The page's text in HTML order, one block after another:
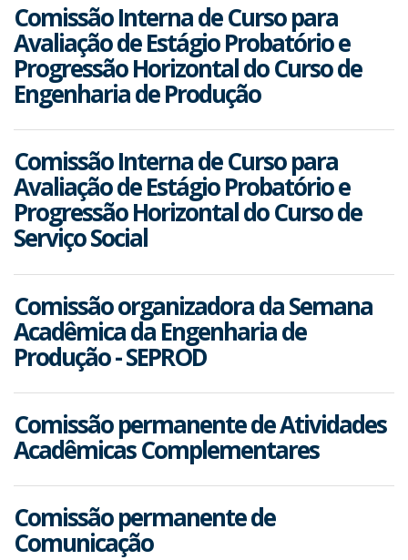
Comissão Interna de Curso para
Avaliação de Estágio Probatório e
Progressão Horizontal do Curso de
Engenharia de Produção
Comissão Interna de Curso para
Avaliação de Estágio Probatório e
Progressão Horizontal do Curso de
Serviço Social
Comissão organizadora da Semana
Acadêmica da Engenharia de
Produção - SEPROD
Comissão permanente de Atividades
Acadêmicas Complementares
Comissão permanente de
Comunicação